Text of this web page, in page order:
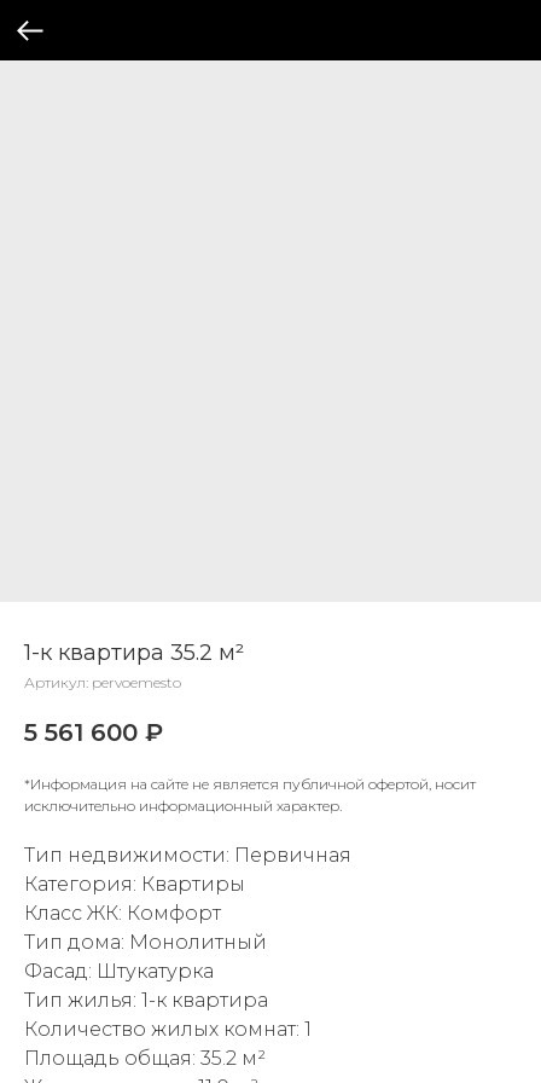
1-к квартира 35.2 м²
Артикул: pervoemesto
5 561 600 ₽
*Информация на сайте не является публичной офертой, носит
исключительно информационный характер.
Тип недвижимости: Первичная
Категория: Квартиры
Класс ЖК: Комфорт
Тип дома: Монолитный
Фасад: Штукатурка
Тип жилья: 1-к квартира
Количество жилых комнат: 1
Площадь общая: 35.2 м²